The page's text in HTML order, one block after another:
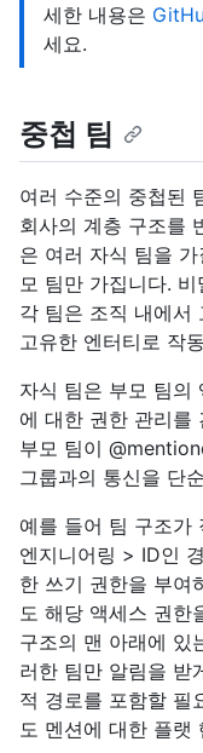
세한 내용은
세요.
중첩 팀
여러 수준의 중첩된
회사의 계층 구조를
은 여러 자식 팀을
모 팀만 가집니다.
각 팀은 조직 내에서
고유한 엔터티로 작
자식 팀은 부모 팀의
에 대한 권한 관리를
부모 팀이
그룹과의 통신을 단
예를 들어 팀 구조가
엔지니어링 > ID인
한 쓰기 권한을 부여
도 해당 액세스 권한
구조의 맨 아래에 있
러한 팀만 알림을 받
적 경로를 포함할 필
도 멘션에 대한 플랫